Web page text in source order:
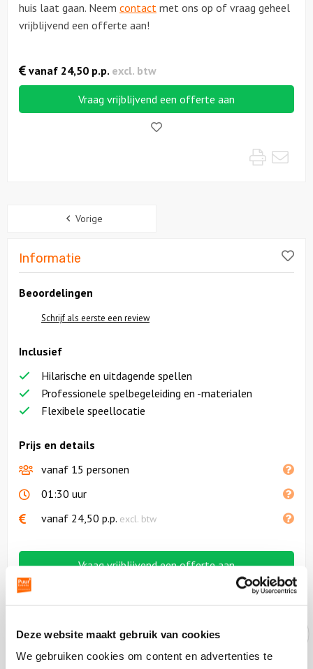
Deze website maakt gebruik van cookies
We gebruiken cookies om content en advertenties te
huis laat gaan. Neem contact met ons op of vraag geheel
vrijblijvend een offerte aan!
Vraag vrijblijvend een offerte aan
Like!
vanaf 24,50 p.p. excl. btw
Print
Vorige
Informatie
Beoordelingen
Schrijf als eerste een review
Prijs en details
vanaf 15 personen
01:30 uur
vanaf 24,50 p.p. excl. btw
Inclusief
Hilarische en uitdagende spellen
Professionele spelbegeleiding en -materialen
Flexibele speellocatie
Vraag vrijblijvend een offerte aan
Onze experts helpen je graag!